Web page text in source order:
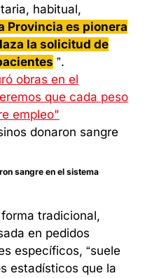
habitual,
Provincia es pionera
la solicitud de
”.
obras en el
que cada peso
empleo"
sangre en el sistema
tradicional,
en pedidos
específicos, “suele
estadísticos que la